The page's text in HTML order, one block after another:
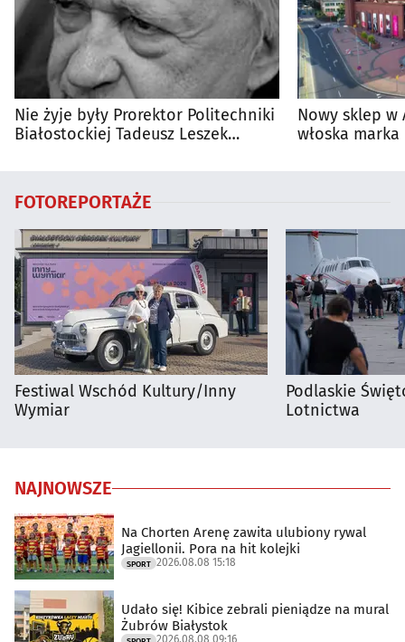
Nie żyje były Prorektor Politechniki
Białostockiej Tadeusz Leszek
Nowy sklep w
włoska
FOTOREPORTAŻE
Festiwal Wschód Kultury/Inny
Wymiar
Podlaskie
Lotnictwa
NAJNOWSZE
Na Chorten Arenę zawita ulubiony rywal
Jagiellonii. Pora na hit kolejki
SPORT 2026.08.08 15:18
Udało się! Kibice zebrali pieniądze na mural
Żubrów Białystok
2026.08.08 09:16